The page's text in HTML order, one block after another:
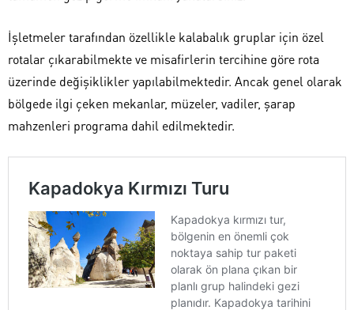
İşletmeler tarafından özellikle kalabalık gruplar için özel
rotalar çıkarabilmekte ve misafirlerin tercihine göre rota
üzerinde değişiklikler yapılabilmektedir. Ancak genel olarak
bölgede ilgi çeken mekanlar, müzeler, vadiler, şarap
mahzenleri programa dahil edilmektedir.